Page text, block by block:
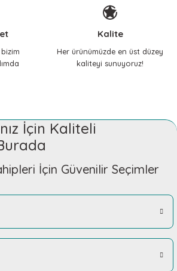
Kalite
Her ürünümüzde en üst düzey
kaliteyi sunuyoruz!
İçin Kaliteli
İçin Güvenilir Seçimler